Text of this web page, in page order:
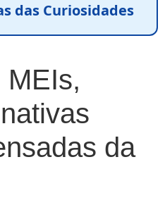
das Curiosidades
MEIs,
da